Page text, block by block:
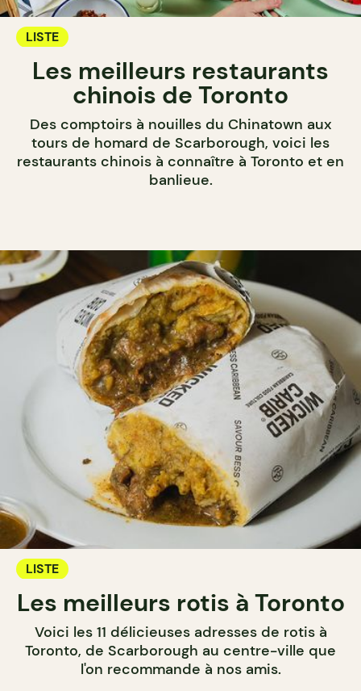
LISTE
Les meilleurs restaurants
chinois de Toronto
Des comptoirs à nouilles du Chinatown aux
tours de homard de Scarborough, voici les
restaurants chinois à connaître à Toronto et en
banlieue.
LISTE
Les meilleurs rotis à Toronto
Voici les 11 délicieuses adresses de rotis à
Toronto, de Scarborough au centre-ville que
l'on recommande à nos amis.